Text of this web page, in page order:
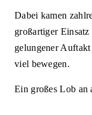
Dabei kamen
großartiger
gelungener
viel bewegen.
Ein großes Lob an